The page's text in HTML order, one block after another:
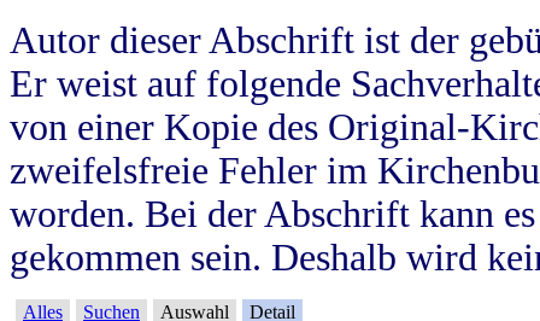
Autor dieser Abschrift ist der
Er weist auf folgende
von einer Kopie des Original-
zweifelsfreie Fehler im
worden. Bei der Abschrift kann
gekommen sein. Deshalb wird
Alles Suchen Auswahl Detail